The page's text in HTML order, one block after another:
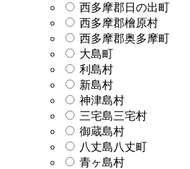
西多摩郡日の出町
西多摩郡檜原村
西多摩郡奥多摩町
大島町
利島村
新島村
神津島村
三宅島三宅村
御蔵島村
八丈島八丈町
青ヶ島村